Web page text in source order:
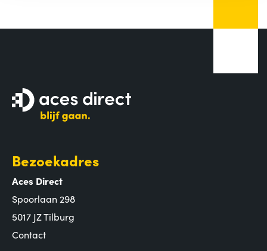
Bezoekadres
Aces Direct
Spoorlaan 298
5017 JZ Tilburg
Contact